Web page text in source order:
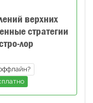
верхних
стратегии
лор